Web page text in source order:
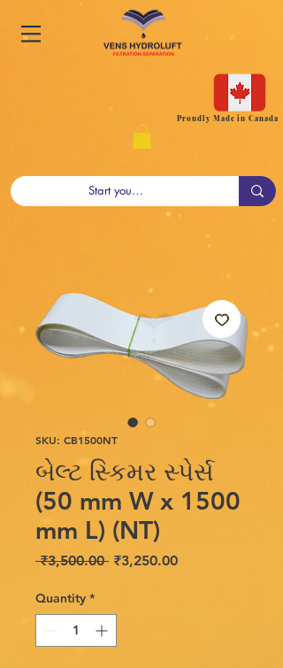
Proudly Made in Canada
SKU: CB1500NT
બેલ્ટ સ્કિમર સ્પેર્સ
(50 mm W x 1500
mm L) (NT)
₹3,500.00 Regular
₹3,250.00Sale
Quantity *